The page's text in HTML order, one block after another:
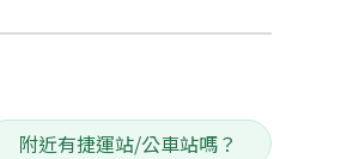
附近有捷運站/公車站嗎？